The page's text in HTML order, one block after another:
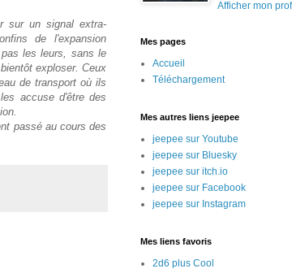
sur un signal extra-
de l'expansion
les leurs, sans le
exploser. Ceux
de transport où ils
accuse d'être des
passé au cours des
Afficher mon
Mes pages
Accueil
Téléchargement
Mes autres liens jeepee
jeepee sur Youtube
jeepee sur Bluesky
jeepee sur itch.io
jeepee sur Facebook
jeepee sur Instagram
Mes liens favoris
2d6 plus Cool